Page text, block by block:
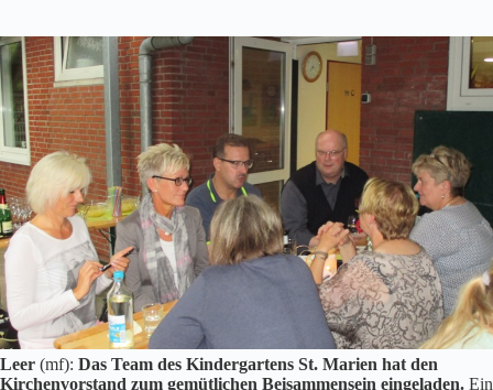
Leer (mf): Das Team des Kindergartens St. Marien hat den
Kirchenvorstand zum gemütlichen Beisammensein eingeladen. Ein